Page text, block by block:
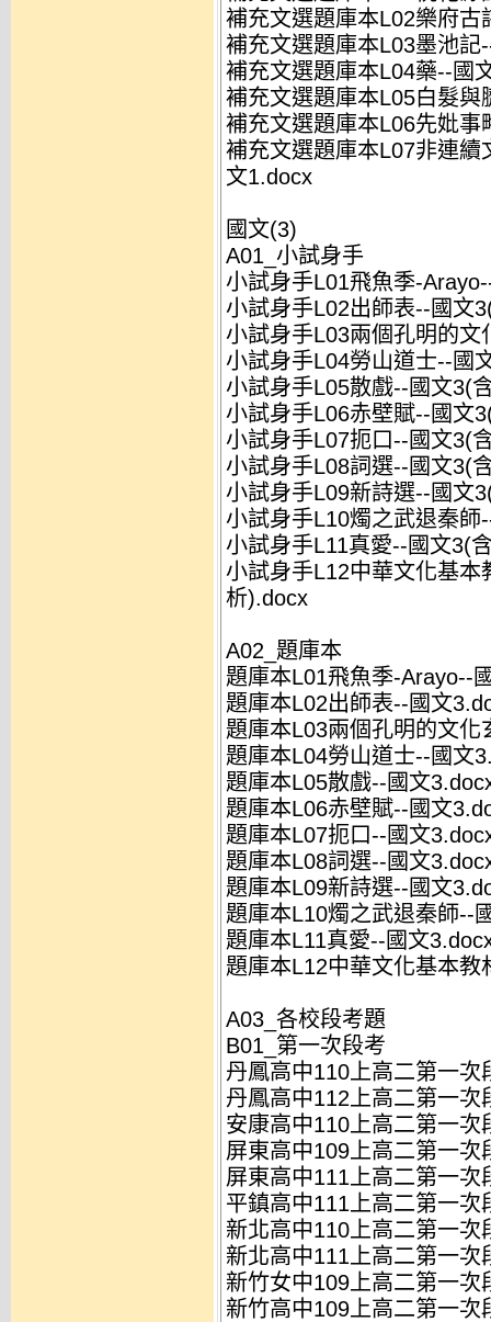
補充文選題庫本L02樂府古
補充文選題庫本L03墨池記
補充文選題庫本L04藥--國
補充文選題庫本L05白髮與
補充文選題庫本L06先妣事
補充文選題庫本L07非連
文1.docx
國文(3)
A01_小試身手
小試身手L01飛魚季-
小試身手L02出師表--國文
小試身手L03兩個孔明的
小試身手L04勞山道士--國
小試身手L05散戲--國文3(
小試身手L06赤壁賦--國文
小試身手L07扼口--國文3(
小試身手L08詞選--國文3(
小試身手L09新詩選--國文
小試身手L10燭之武退秦
小試身手L11真愛--國文3(
小試身手L12中華文化基
析).docx
A02_題庫本
題庫本L01飛魚季-Arayo--
題庫本L02出師表--國文
題庫本L03兩個孔明的文化
題庫本L04勞山道士--國文
題庫本L05散戲--國文
題庫本L06赤壁賦--國文
題庫本L07扼口--國文
題庫本L08詞選--國文
題庫本L09新詩選--國文
題庫本L10燭之武退秦師--
題庫本L11真愛--國文
題庫本L12中華文化基本
A03_各校段考題
B01_第一次段考
丹鳳高中110上高二第一次
丹鳳高中112上高二第一次
安康高中110上高二第一次
屏東高中109上高二第一次
屏東高中111上高二第一次
平鎮高中111上高二第一次
新北高中110上高二第一次
新北高中111上高二第一次
新竹女中109上高二第一次
新竹高中109上高二第一次